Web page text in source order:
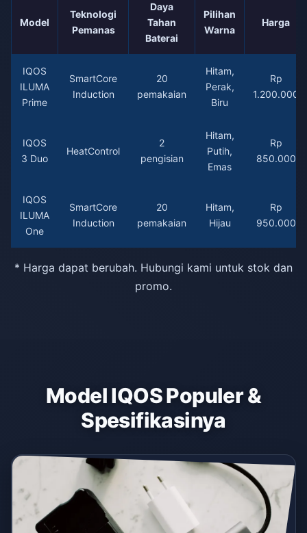
Model
Teknologi
Pemanas
Daya
Tahan
Baterai
Pilihan
Warna
Harga
IQOS
ILUMA
Prime
SmartCore
Induction
20
pemakaian
Hitam,
Perak,
Biru
Rp
1.200.000
IQOS
3 Duo
HeatControl
2
pengisian
Hitam,
Putih,
Emas
Rp
850.000
IQOS
ILUMA
One
SmartCore
Induction
20
pemakaian
Hitam,
Hijau
Rp
950.000
* Harga dapat berubah. Hubungi kami untuk stok dan
promo.
Model IQOS Populer &
Spesifikasinya